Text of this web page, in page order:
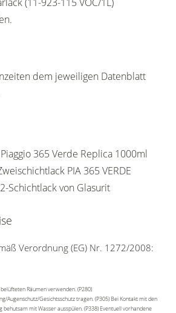
dem jeweiligen Datenblatt
365 Verde Replica 1000ml
PIA 365 VERDE
2-Schichtlack von Glasurit
Verordnung (EG) Nr. 1272/2008:
Räumen verwenden. (P280)
Augenschutz/Gesichtsschutz tragen. (P305) Bei Kontakt mit den
behutsam mit Wasser ausspülen. (P338) Eventuell vorhandene